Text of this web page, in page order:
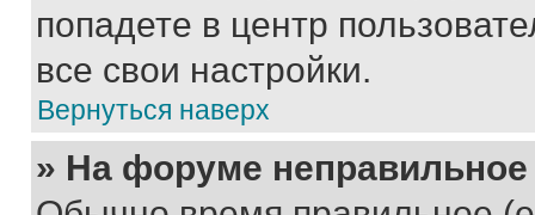
попадете в центр
все свои настройки.
Вернуться наверх
» На форуме